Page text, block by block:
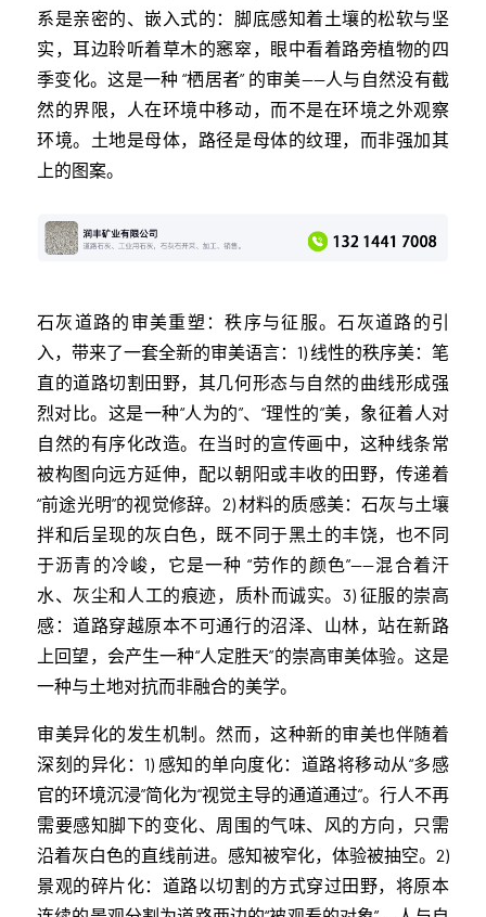
系是亲密的、嵌入式的：脚底感知着土壤的松软与坚
实，耳边聆听着草木的窸窣，眼中看着路旁植物的四
季变化。这是一种 “栖居者” 的审美——人与自然没有截
然的界限，人在环境中移动，而不是在环境之外观察
环境。土地是母体，路径是母体的纹理，而非强加其
上的图案。
石灰道路的审美重塑：秩序与征服。石灰道路的引
入，带来了一套全新的审美语言：1) 线性的秩序美：笔
直的道路切割田野，其几何形态与自然的曲线形成强
烈对比。这是一种“人为的”、“理性的”美，象征着人对
自然的有序化改造。在当时的宣传画中，这种线条常
被构图向远方延伸，配以朝阳或丰收的田野，传递着
“前途光明”的视觉修辞。2) 材料的质感美：石灰与土壤
拌和后呈现的灰白色，既不同于黑土的丰饶，也不同
于沥青的冷峻，它是一种 “劳作的颜色”——混合着汗
水、灰尘和人工的痕迹，质朴而诚实。3) 征服的崇高
感：道路穿越原本不可通行的沼泽、山林，站在新路
上回望，会产生一种“人定胜天”的崇高审美体验。这是
一种与土地对抗而非融合的美学。
审美异化的发生机制。然而，这种新的审美也伴随着
深刻的异化：1) 感知的单向度化：道路将移动从“多感
官的环境沉浸”简化为“视觉主导的通道通过”。行人不再
需要感知脚下的变化、周围的气味、风的方向，只需
沿着灰白色的直线前进。感知被窄化，体验被抽空。2)
景观的碎片化：道路以切割的方式穿过田野，将原本